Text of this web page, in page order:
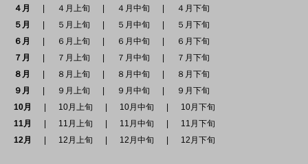
４月
４月上旬 ４月中旬
４月下旬
５月
５月上旬 ５月中旬
５月下旬
６月
６月上旬 ６月中旬
６月下旬
７月
７月上旬 ７月中旬
７月下旬
８月
８月上旬 ８月中旬
８月下旬
９月
９月上旬 ９月中旬
９月下旬
10月
10月上旬 10月中旬
10月下旬
11月
11月上旬 11月中旬
11月下旬
12月
12月上旬 12月中旬 12月下旬